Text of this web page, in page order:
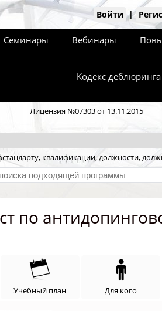
Войти |
Семинары Вебинары
Кодекс деблюринга
Лицензия №07303 от 13.11.2015
квалификации, должности,
по
Учебный план Для кого